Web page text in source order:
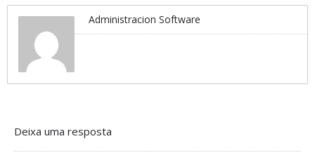
Administracion Software
Deixa uma resposta